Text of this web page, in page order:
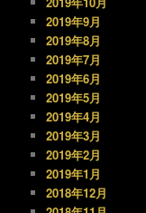
2019年9月
2019年8月
2019年7月
2019年6月
2019年5月
2019年4月
2019年3月
2019年2月
2019年1月
2018年12月